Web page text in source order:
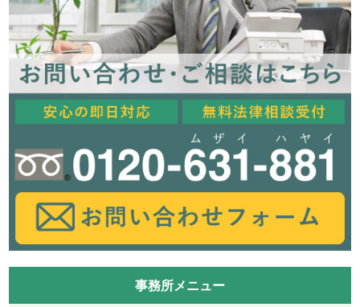
事務所メニュー